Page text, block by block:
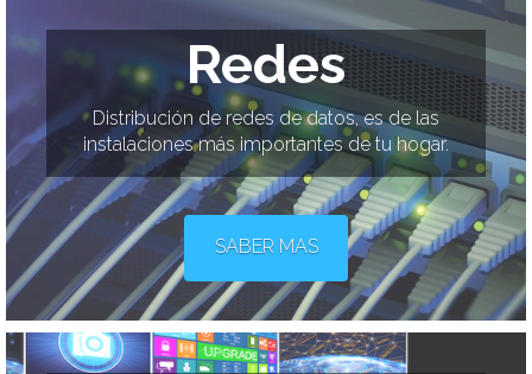
Redes
Distribución de redes de datos, es de las
instalaciones más importantes de tu hogar.
SABER MAS